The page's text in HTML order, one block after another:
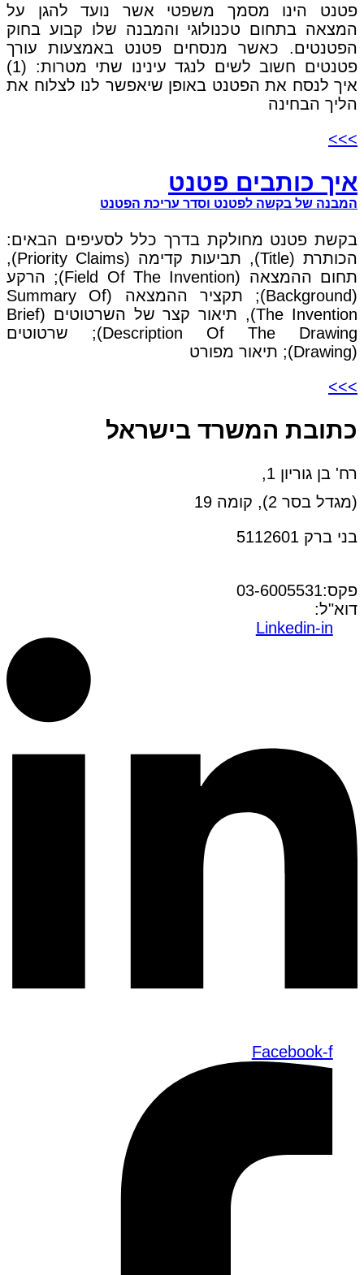
פטנט הינו מסמך משפטי אשר נועד להגן על
המצאה בתחום טכנולוגי והמבנה שלו קבוע בחוק
הפטנטים. כאשר מנסחים פטנט באמצעות עורך
פטנטים חשוב לשים לנגד עינינו שתי מטרות: (1)
איך לנסח את הפטנט באופן שיאפשר לנו לצלוח את
הליך הבחינה
>>>
איך כותבים פטנט
המבנה של בקשה לפטנט וסדר עריכת הפטנט
בקשת פטנט מחולקת בדרך כלל לסעיפים הבאים:
הכותרת (Title), תביעות קדימה (Priority Claims),
תחום ההמצאה (Field Of The Invention); הרקע
(Background); תקציר ההמצאה (Summary Of
The Invention), תיאור קצר של השרטוטים (Brief
Description Of The Drawing); שרטוטים
(Drawing); תיאור מפורט
>>>
כתובת המשרד בישראל
רח' בן גוריון 1,
(מגדל בסר 2), קומה 19
בני ברק 5112601
פקס:03-6005531
דוא"ל:
Linkedin-in
Facebook-f